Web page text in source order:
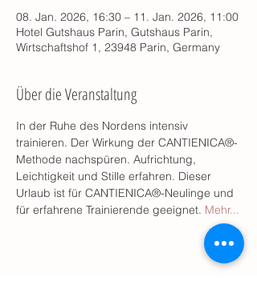
08. Jan. 2026, 16:30 – 11. Jan. 2026, 11:00
Hotel Gutshaus Parin, Gutshaus Parin,
Wirtschaftshof 1, 23948 Parin, Germany
Über die Veranstaltung
In der Ruhe des Nordens intensiv
trainieren. Der Wirkung der CANTIENICA®-
Methode nachspüren. Aufrichtung,
Leichtigkeit und Stille erfahren. Dieser
Urlaub ist für CANTIENICA®-Neulinge und
für erfahrene Trainierende geeignet. Mehr...